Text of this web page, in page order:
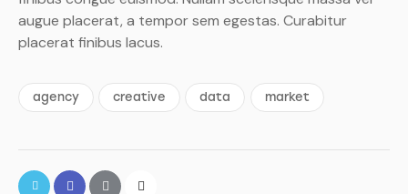
augue placerat, a tempor sem egestas. Curabitur
placerat finibus lacus.
agency creative data market